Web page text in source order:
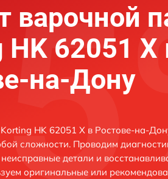
варочной
HK 62051 X
на-Дону
HK 62051 X в Ростове-на-
сложности. Проводим
детали и
оригинальные или